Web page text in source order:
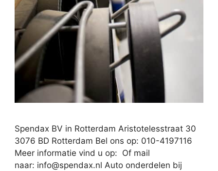
Spendax BV in Rotterdam Aristotelesstraat 30
3076 BD Rotterdam Bel ons op: 010-4197116
Meer informatie vind u op: Of mail
naar: info@spendax.nl Auto onderdelen bij